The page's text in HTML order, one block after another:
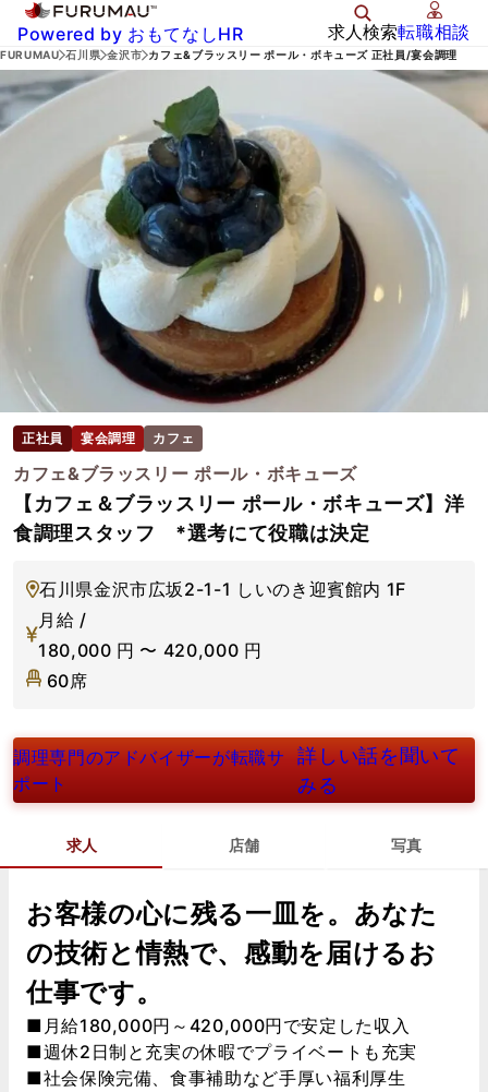
Powered by おもてなしHR 求人検索転職相談
FURUMAU 石川県 金沢市 カフェ&ブラッスリー ポール・ボキューズ 正社員/宴会調理
正社員 宴会調理 カフェ
カフェ&ブラッスリー ポール・ボキューズ
【カフェ＆ブラッスリー ポール・ボキューズ】洋
食調理スタッフ *選考にて役職は決定
石川県金沢市広坂2-1-1 しいのき迎賓館内 1F
月給 /
180,000 円 〜 420,000 円
60席
調理専門のアドバイザーが転職サ
ポート
詳しい話を聞いて
みる
求人 店舗 写真
お客様の心に残る一皿を。あなた
の技術と情熱で、感動を届けるお
仕事です。
■月給180,000円～420,000円で安定した収入
■週休2日制と充実の休暇でプライベートも充実
■社会保険完備、食事補助など手厚い福利厚生